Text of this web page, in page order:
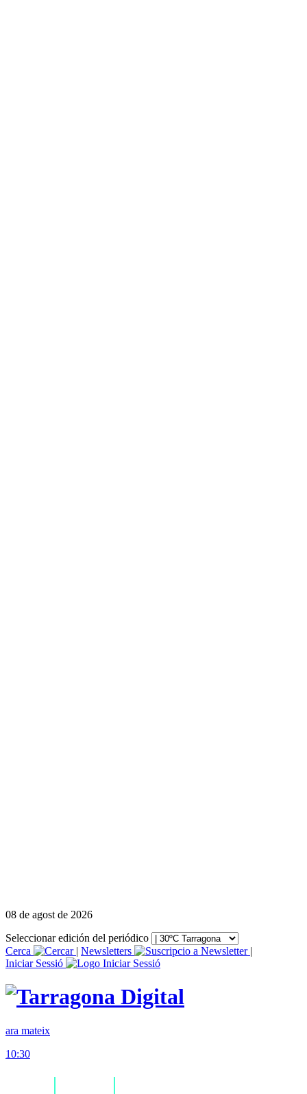
08 de agost de 2026
Seleccionar edición del periódico
Cerca
| Newsletters
|
Iniciar Sessió
ara mateix
10:30